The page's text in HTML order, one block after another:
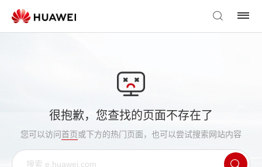
很抱歉，您查找的页面不存在了
您可以访问首页或下方的热门页面，也可以尝试搜索网站内容